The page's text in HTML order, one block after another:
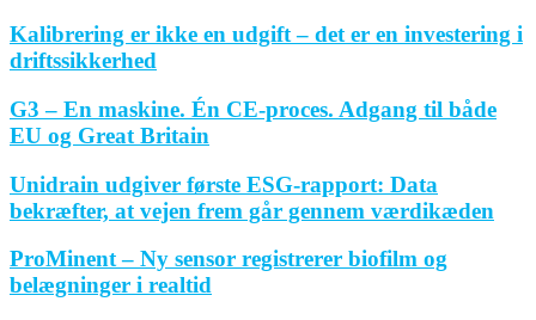
Kalibrering er ikke en udgift – det er en investering i
driftssikkerhed
G3 – En maskine. Én CE-proces. Adgang til både
EU og Great Britain
Unidrain udgiver første ESG-rapport: Data
bekræfter, at vejen frem går gennem værdikæden
ProMinent – Ny sensor registrerer biofilm og
belægninger i realtid